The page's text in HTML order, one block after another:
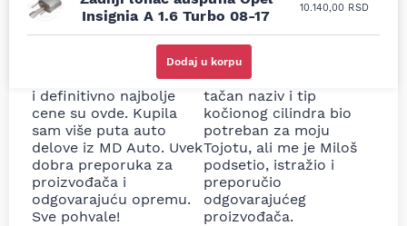
Insignia A 1.6 Turbo 08-17
10.140,00 RSD
Dodaj u korpu
Uporedila sam sve
prodavnice auto delova
i definitivno najbolje
cene su ovde. Kupila
sam više puta auto
delove iz MD Auto. Uvek
dobra preporuka za
proizvođača i
odgovarajuću opremu.
Sve pohvale!
Odlična usluga i
ljubazni prodavci.
Nisam bio siguran koji je
tačan naziv i tip
kočionog cilindra bio
potreban za moju
Tojotu, ali me je Miloš
podsetio, istražio i
preporučio
odgovarajućeg
proizvođača.